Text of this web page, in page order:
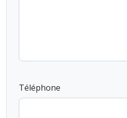
Téléphone